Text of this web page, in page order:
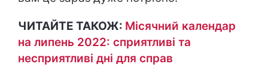
ЧИТАЙТЕ ТАКОЖ: Місячний календар
на липень 2022: сприятливі та
несприятливі дні для справ